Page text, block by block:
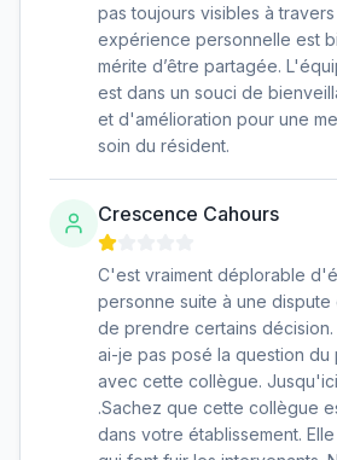
pas toujours visibles à
expérience personnelle est
mérite d’être partagée.
est dans un souci de
et d'amélioration pour une
soin du résident.
Crescence Cahours
C'est vraiment déplorable
personne suite à une
de prendre certains
ai-je pas posé la question du
avec cette collègue.
.Sachez que cette collègue
dans votre établissement.